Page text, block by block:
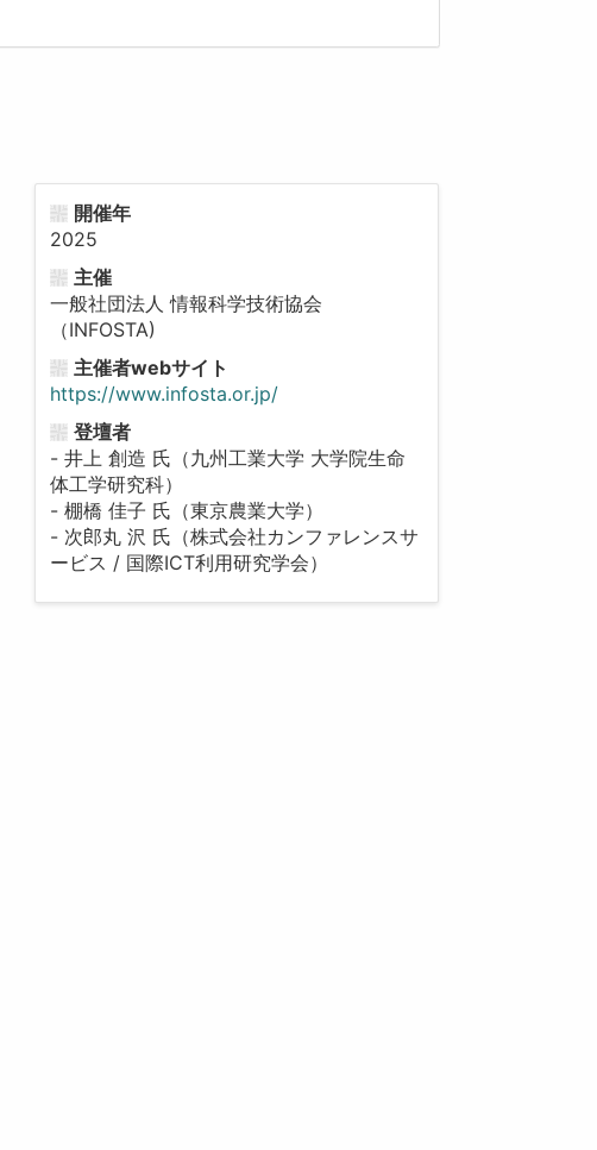
開催年
2025
主催
一般社団法人 情報科学技術協会
（INFOSTA)
主催者webサイト
https://www.infosta.or.jp/
登壇者
- 井上 創造 氏（九州工業大学 大学院生命
体工学研究科）
- 棚橋 佳子 氏（東京農業大学）
- 次郎丸 沢 氏（株式会社カンファレンスサ
ービス / 国際ICT利用研究学会）